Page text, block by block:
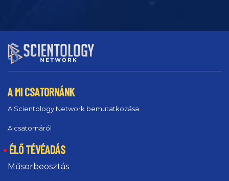
A MI CSATORNÁNK
A Scientology Network bemutatkozása
A csatornáról
ÉLŐ TÉVÉADÁS
Műsorbeosztás